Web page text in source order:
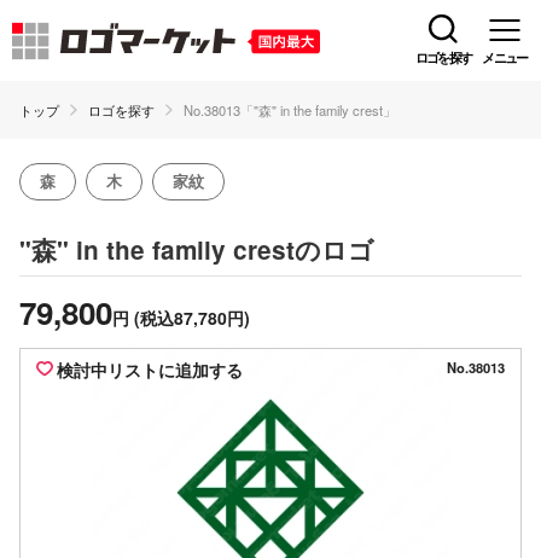
ロゴを探す メニュー
トップ ロゴを探す No.38013「"森" in the family crest」
森 木 家紋
"森" in the family crestのロゴ
79,800円 (税込87,780円)
検討中リストに追加する No.38013